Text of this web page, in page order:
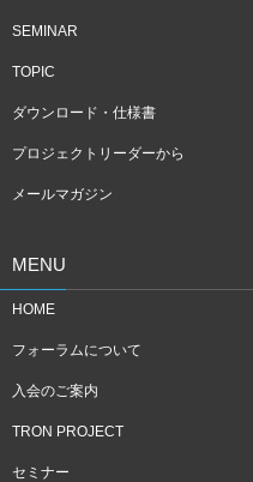
SEMINAR
TOPIC
ダウンロード・仕様書
プロジェクトリーダーから
メールマガジン
MENU
HOME
フォーラムについて
入会のご案内
TRON PROJECT
セミナー